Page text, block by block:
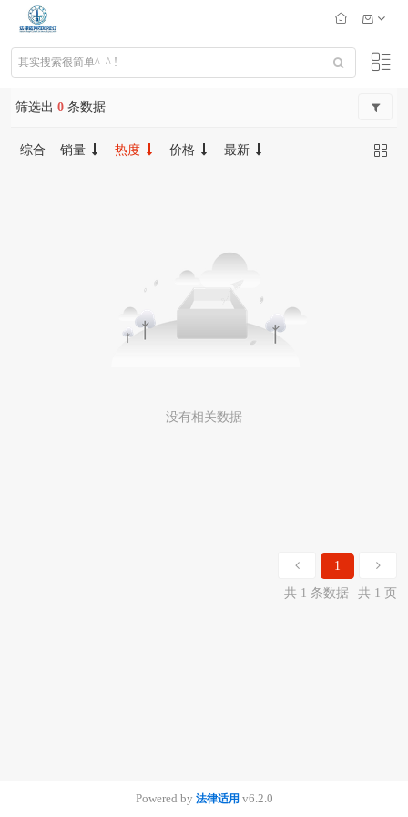
筛选出 0 条数据
综合 销量 热度 价格 最新
没有相关数据
1
共 1 条数据
共 1 页
Powered by 法律适用 v6.2.0